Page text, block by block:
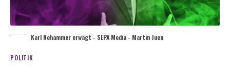
Karl Nehammer erwägt - SEPA Media - Martin Juen
POLITIK